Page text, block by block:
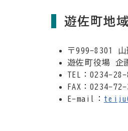
遊佐町地
〒999-8301 山
遊佐町役場 企
TEL：0234-28-
FAX：0234-72-
E-mail：